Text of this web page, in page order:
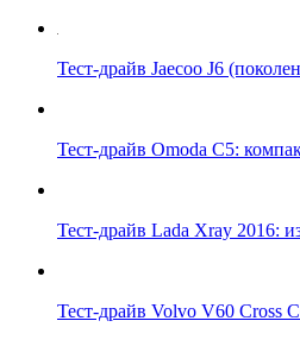
Тест-драйв Jaecoo J6
Тест-драйв Omoda C5:
Тест-драйв Lada Xray 2016:
Тест-драйв Volvo V60 Cross